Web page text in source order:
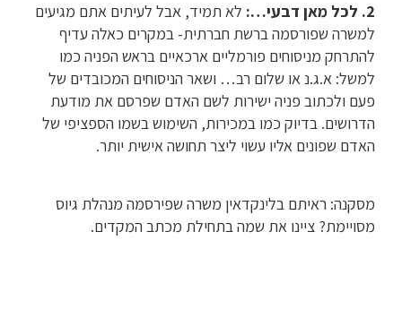
2. לכל מאן דבעי…:
לא תמיד, אבל לעיתים אתם מגיעים
למשרה שפורסמה ברשת חברתית- במקרים כאלה עדיף
להתרחק מניסוחים פורמליים ארכאיים בראש הפניה כמו
למשל: א.ג.נ או שלום רב… ושאר הניסוחים המכובדים של
פעם ולכתוב פניה ישירות לשם האדם שפרסם את מודעת
הדרושים. בדיוק כמו במכירות, השימוש בשמו הספציפי של
האדם שפונים אליו עשוי ליצר תחושה אישית יותר.
מסקנה: ראיתם בלינקדאין משרה שפירסמה מנהלת גיוס
מסויימת? ציינו את שמה בתחילת מכתב המקדים.